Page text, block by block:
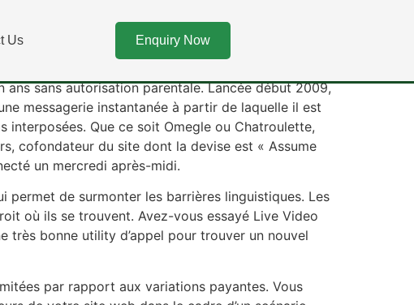
Us Enquiry Now
Adoré Marathon
sans autorisation parentale. Lancée début 2009,
messagerie instantanée à partir de laquelle il est
interposées. Que ce soit Omegle ou Chatroulette,
cofondateur du site dont la devise est « Assume
un mercredi après-midi.
permet de surmonter les barrières linguistiques. Les
où ils se trouvent. Avez-vous essayé Live Video
très bonne utility d’appel pour trouver un nouvel
par rapport aux variations payantes. Vous